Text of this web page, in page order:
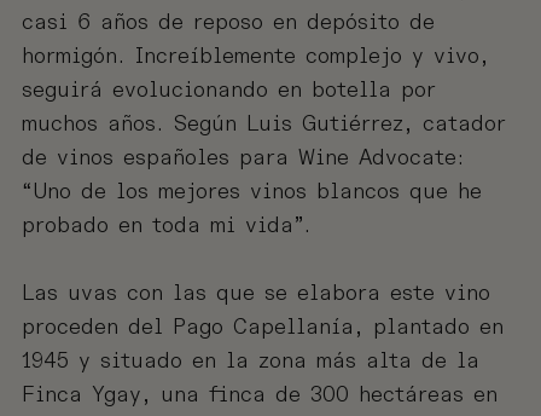
casi 6 años de reposo en depósito de
hormigón. Increíblemente complejo y vivo,
seguirá evolucionando en botella por
muchos años. Según Luis Gutiérrez, catador
de vinos españoles para Wine Advocate:
“Uno de los mejores vinos blancos que he
probado en toda mi vida”.
Las uvas con las que se elabora este vino
proceden del Pago Capellanía, plantado en
1945 y situado en la zona más alta de la
Finca Ygay, una finca de 300 hectáreas en